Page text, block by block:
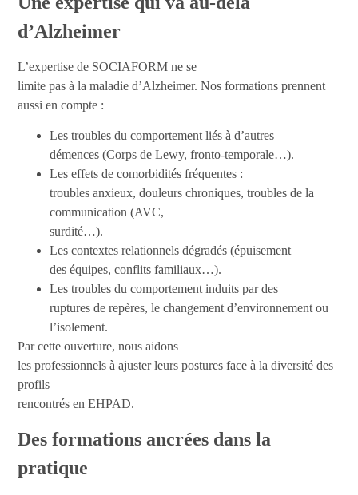
d’Alzheimer
L’expertise de SOCIAFORM ne se
limite pas à la maladie d’Alzheimer. Nos formations prennent
aussi en compte :
Les troubles du comportement liés à d’autres
démences (Corps de Lewy, fronto-temporale…).
Les effets de comorbidités fréquentes :
troubles anxieux, douleurs chroniques, troubles de la
communication (AVC,
surdité…).
Les contextes relationnels dégradés (épuisement
des équipes, conflits familiaux…).
Les troubles du comportement induits par des
ruptures de repères, le changement d’environnement ou
l’isolement.
Par cette ouverture, nous aidons
les professionnels à ajuster leurs postures face à la diversité des
profils
rencontrés en EHPAD.
Des formations ancrées dans la
pratique